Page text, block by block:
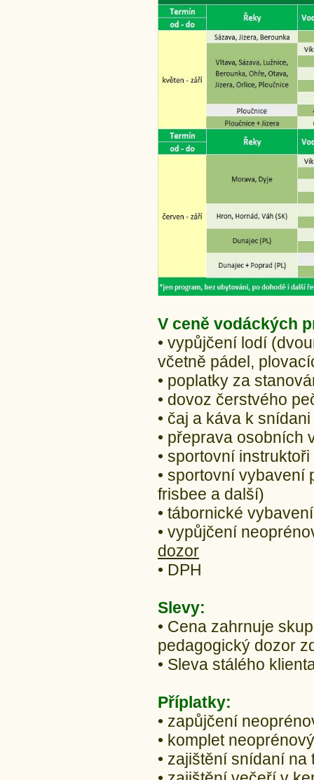
V ceně vodáckých
• vypůjčení lodí
včetně pádel,
• poplatky za
• dovoz čerstvého
• čaj a káva k snídani
• přeprava osobních
• sportovní instruktoři
• sportovní vybavení
frisbee a další)
• tábornické vybavení
• vypůjčení
dozor
• DPH
Slevy:
• Cena zahrnuje
pedagogický dozor
• Sleva stálého
Příplatky:
• zapůjčení
• komplet
• zajištění snídaní